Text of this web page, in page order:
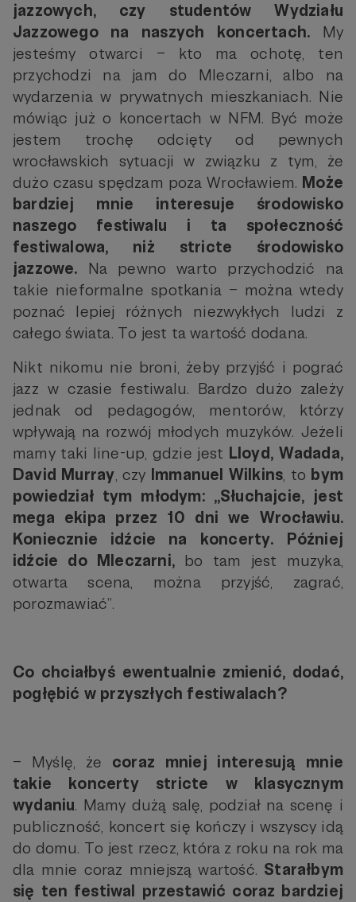
jazzowych, czy studentów Wydziału
Jazzowego na naszych koncertach. My
jesteśmy otwarci – kto ma ochotę, ten
przychodzi na jam do Mleczarni, albo na
wydarzenia w prywatnych mieszkaniach. Nie
mówiąc już o koncertach w NFM. Być może
jestem trochę odcięty od pewnych
wrocławskich sytuacji w związku z tym, że
dużo czasu spędzam poza Wrocławiem. Może
bardziej mnie interesuje środowisko
naszego festiwalu i ta społeczność
festiwalowa, niż stricte środowisko
jazzowe. Na pewno warto przychodzić na
takie nieformalne spotkania – można wtedy
poznać lepiej różnych niezwykłych ludzi z
całego świata. To jest ta wartość dodana.
Nikt nikomu nie broni, żeby przyjść i pograć
jazz w czasie festiwalu. Bardzo dużo zależy
jednak od pedagogów, mentorów, którzy
wpływają na rozwój młodych muzyków. Jeżeli
mamy taki line-up, gdzie jest Lloyd, Wadada,
David Murray, czy Immanuel Wilkins, to bym
powiedział tym młodym: „Słuchajcie, jest
mega ekipa przez 10 dni we Wrocławiu.
Koniecznie idźcie na koncerty. Później
idźcie do Mleczarni, bo tam jest muzyka,
otwarta scena, można przyjść, zagrać,
porozmawiać”.
Co chciałbyś ewentualnie zmienić, dodać,
pogłębić w przyszłych festiwalach?
– Myślę, że coraz mniej interesują mnie
takie koncerty stricte w klasycznym
wydaniu. Mamy dużą salę, podział na scenę i
publiczność, koncert się kończy i wszyscy idą
do domu. To jest rzecz, która z roku na rok ma
dla mnie coraz mniejszą wartość. Starałbym
się ten festiwal przestawić coraz bardziej